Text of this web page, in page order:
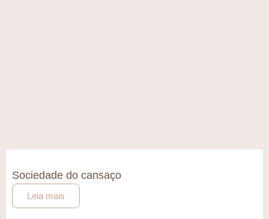
Sociedade do cansaço
Leia mais